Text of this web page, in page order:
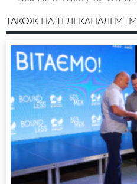
ТАКОЖ НА ТЕЛЕКАНАЛІ MTM